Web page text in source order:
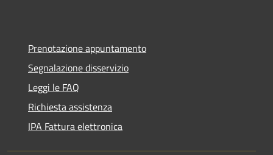
Prenotazione appuntamento
Segnalazione disservizio
Leggi le FAQ
Richiesta assistenza
IPA Fattura elettronica